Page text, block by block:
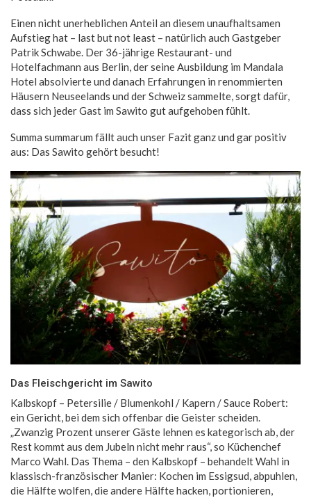
Einen nicht unerheblichen Anteil an diesem unaufhaltsamen
Aufstieg hat – last but not least – natürlich auch Gastgeber
Patrik Schwabe. Der 36-jährige Restaurant- und
Hotelfachmann aus Berlin, der seine Ausbildung im Mandala
Hotel absolvierte und danach Erfahrungen in renommierten
Häusern Neuseelands und der Schweiz sammelte, sorgt dafür,
dass sich jeder Gast im Sawito gut aufgehoben fühlt.
Summa summarum fällt auch unser Fazit ganz und gar positiv
aus: Das Sawito gehört besucht!
Das Fleischgericht im Sawito
Kalbskopf – Petersilie / Blumenkohl / Kapern / Sauce Robert:
ein Gericht, bei dem sich offenbar die Geister scheiden.
„Zwanzig Prozent unserer Gäste lehnen es kategorisch ab, der
Rest kommt aus dem Jubeln nicht mehr raus“, so Küchenchef
Marco Wahl. Das Thema – den Kalbskopf – behandelt Wahl in
klassisch-französischer Manier: Kochen im Essigsud, abpuhlen,
die Hälfte wolfen, die andere Hälfte hacken, portionieren,